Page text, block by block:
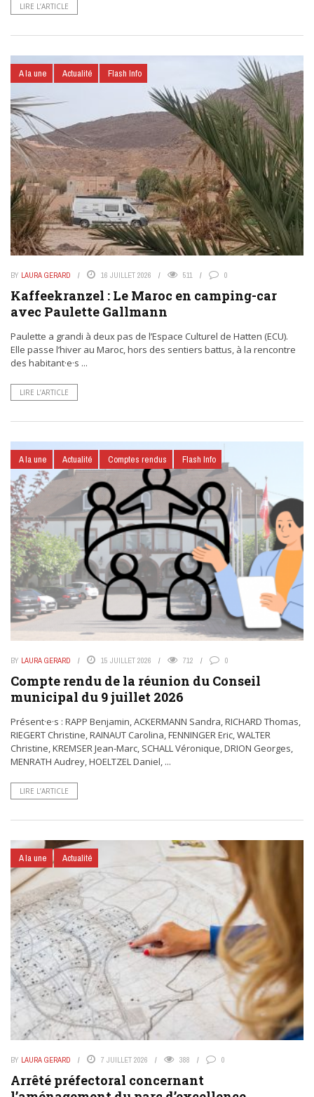
LIRE L’ARTICLE
A la une Actualité Flash Info
BY LAURA GERARD 16 JUILLET 2026 511 0
Kaffeekranzel : Le Maroc en camping-car
avec Paulette Gallmann
Paulette a grandi à deux pas de l’Espace Culturel de Hatten (ECU).
Elle passe l’hiver au Maroc, hors des sentiers battus, à la rencontre
des habitant·e·s ...
LIRE L’ARTICLE
A la une Actualité Comptes rendus Flash Info
BY LAURA GERARD 15 JUILLET 2026 712 0
Compte rendu de la réunion du Conseil
municipal du 9 juillet 2026
Présent·e·s : RAPP Benjamin, ACKERMANN Sandra, RICHARD Thomas,
RIEGERT Christine, RAINAUT Carolina, FENNINGER Eric, WALTER
Christine, KREMSER Jean-Marc, SCHALL Véronique, DRION Georges,
MENRATH Audrey, HOELTZEL Daniel, ...
LIRE L’ARTICLE
A la une Actualité
BY LAURA GERARD 7 JUILLET 2026 388 0
Arrêté préfectoral concernant